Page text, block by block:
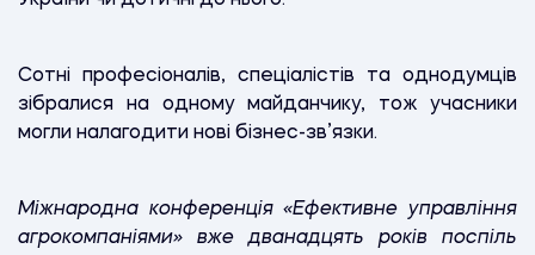
Сотні професіоналів, спеціалістів та однодумців
зібралися на одному майданчику, тож учасники
могли налагодити нові бізнес-зв’язки.
Міжнародна конференція «Ефективне управління
агрокомпаніями» вже дванадцять років поспіль